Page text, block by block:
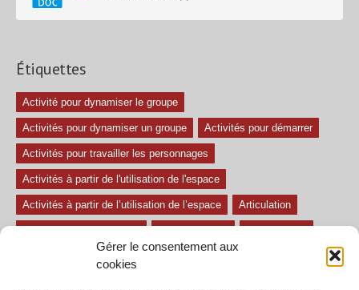
Gérer le consentement aux
cookies
Étiquettes
Activité pour dynamiser le groupe
Activités pour dynamiser un groupe Activités pour démarrer
Activités pour travailler les personnages
Activités à partir de l'utilisation de l'espace
Activités à partir de l’utilisation de l’espace Articulation
Exercices difficiles